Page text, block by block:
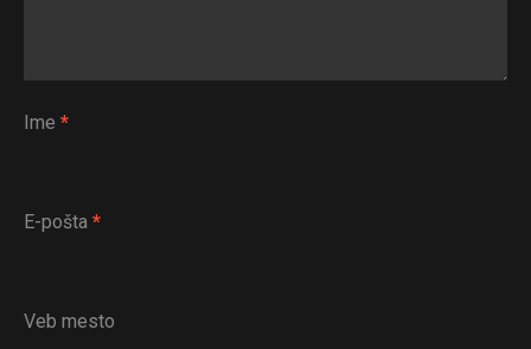
Ime *
E-pošta *
Veb mesto